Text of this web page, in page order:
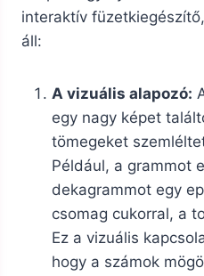
interaktív
áll:
A vizuális alapozó:
egy nagy képet
tömegeket
Például, a grammot
dekagrammot egy
csomag cukorral, a
Ez a vizuális
hogy a számok